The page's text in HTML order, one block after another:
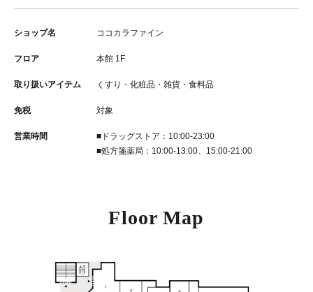
ショップ名 ココカラファイン
フロア 本館 1F
取り扱いアイテム くすり・化粧品・雑貨・食料品
免税 対象
営業時間
■ドラッグストア：10:00-23:00
■処方箋薬局：10:00-13:00、15:00-21:00
Floor Map